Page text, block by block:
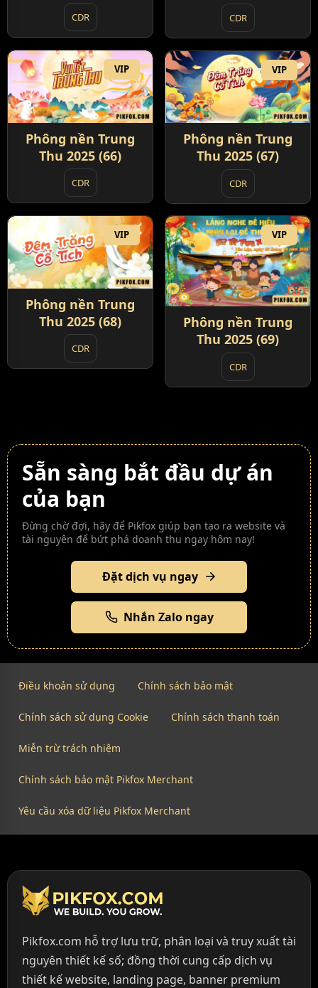
CDR CDR
VIP
Phông nền Trung
Thu 2025 (66)
CDR
VIP
Phông nền Trung
Thu 2025 (67)
CDR
VIP
Phông nền Trung
Thu 2025 (68)
CDR
VIP
Phông nền Trung
Thu 2025 (69)
CDR
Sẵn sàng bắt đầu dự án
của bạn
Đừng chờ đợi, hãy để Pikfox giúp bạn tạo ra website và
tài nguyên để bứt phá doanh thu ngay hôm nay!
Đặt dịch vụ ngay
Nhắn Zalo ngay
Điều khoản sử dụng Chính sách bảo mật
Chính sách sử dụng Cookie Chính sách thanh toán
Miễn trừ trách nhiệm
Chính sách bảo mật Pikfox Merchant
Yêu cầu xóa dữ liệu Pikfox Merchant
Pikfox.com hỗ trợ lưu trữ, phân loại và truy xuất tài
nguyên thiết kế số; đồng thời cung cấp dịch vụ
thiết kế website, landing page, banner premium